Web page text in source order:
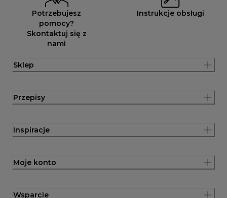
Potrzebujesz
pomocy?
Skontaktuj się z
nami
Instrukcje obsługi
Sklep
Przepisy
Inspiracje
Moje konto
Wsparcie